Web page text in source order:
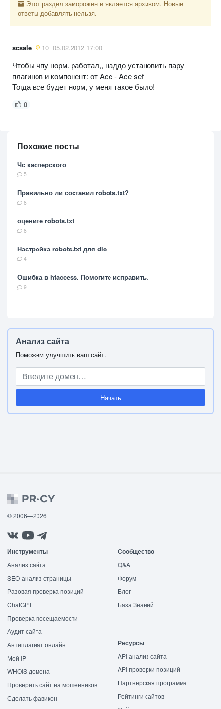
Этот раздел заморожен и является архивом. Новые
ответы добавлять нельзя.
scsale 10 05.02.2012 17:00
Чтобы чпу норм. работал,, наддо установить пару
плагинов и компонент: от Ace - Ace sef
Тогда все будет норм, у меня такое было!
0
Похожие посты
Чс касперского
5
Правильно ли составил robots.txt?
8
оцените robots.txt
8
Настройка robots.txt для dle
4
Ошибка в htaccess. Помогите исправить.
9
Анализ сайта
Поможем улучшить ваш сайт.
Начать
© 2006—2026
Инструменты
Анализ сайта
SEO-анализ страницы
Разовая проверка позиций
ChatGPT
Проверка посещаемости
Аудит сайта
Антиплагиат онлайн
Мой IP
WHOIS домена
Проверить сайт на мошенников
Сделать фавикон
Сообщество
Q&A
Форум
Блог
База Знаний
Ресурсы
API анализ сайта
API проверки позиций
Партнёрская программа
Рейтинги сайтов